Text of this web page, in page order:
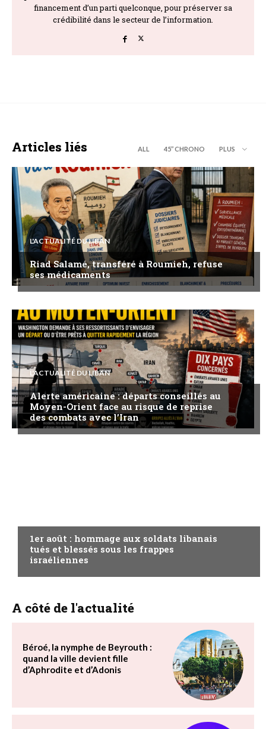
financement d’un parti quelconque, pour préserver sa
crédibilité dans le secteur de l’information.
Articles liés ALL 45’’ CHRONO PLUS
L'ACTUALITÉ DU LIBAN
Riad Salamé, transféré à Roumieh, refuse
ses médicaments
L'ACTUALITÉ DU LIBAN
Alerte américaine : départs conseillés au
Moyen-Orient face au risque de reprise
des combats avec l’Iran
1er août : hommage aux soldats libanais
tués et blessés sous les frappes
israéliennes
A côté de l'actualité
Béroé, la nymphe de Beyrouth :
quand la ville devient fille
d’Aphrodite et d’Adonis